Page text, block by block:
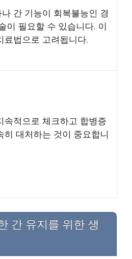
간 기능이 회복불능인 경
이 필요할 수 있습니다. 이
료법으로 고려됩니다.
속적으로 체크하고 합병증
히 대처하는 것이 중요합니
간 유지를 위한 생